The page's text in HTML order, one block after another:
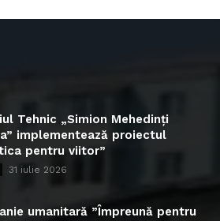
Tehnic „Simion Mehedinți
implementează proiectul
pentru viitor”
31 iulie 2026
umanitară ”Împreună pentru